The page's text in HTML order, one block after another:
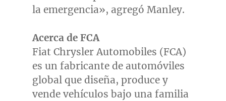
la emergencia», agregó Manley.
Acerca de FCA
Fiat Chrysler Automobiles (FCA)
es un fabricante de automóviles
global que diseña, produce y
vende vehículos bajo una familia